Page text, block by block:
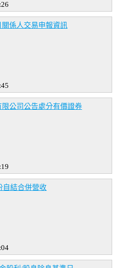
係人交易申報資訊
公司公告處分有價證券
自結合併營收